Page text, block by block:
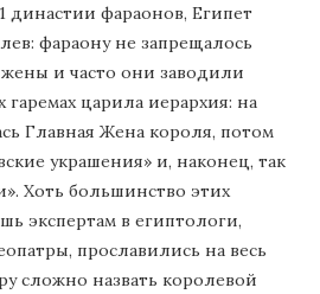
династии фараонов, Египет
фараону не запрещалось
и часто они заводили
гаремах царила иерархия: на
Главная Жена короля, потом
украшения» и, наконец, так
Хоть большинство этих
экспертам в египтологи,
прославились на весь
сложно назвать королевой